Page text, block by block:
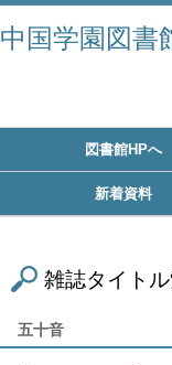
中国学園図書
図書館HPへ
新着資料
雑誌タイトル
五十音